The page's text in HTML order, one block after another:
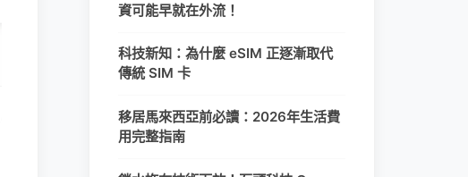
資可能早就在外流！
科技新知：為什麼 eSIM 正逐漸取代
傳統 SIM 卡
移居馬來西亞前必讀：2026年生活費
用完整指南